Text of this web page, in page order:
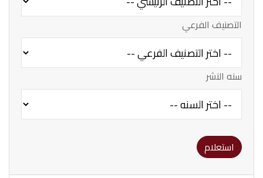
التصنيف الفرعي
سنه النشر
استعلام